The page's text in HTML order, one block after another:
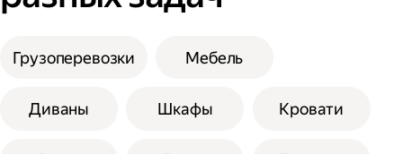
Грузоперевозки Мебель
Диваны Шкафы Кровати